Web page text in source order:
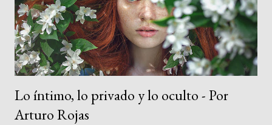
relativo al canon concierne más al estudio y conocimiento de la
historia que al del análisis de la fidelidad y la integrida...
Lo íntimo, lo privado y lo oculto - Por
Arturo Rojas